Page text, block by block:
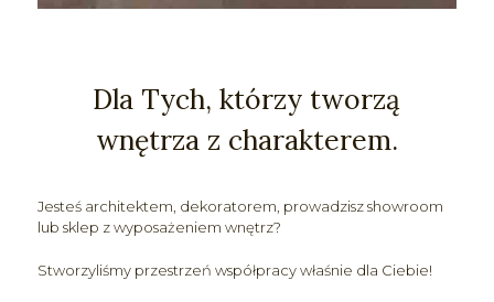
Dla Tych, którzy tworzą
wnętrza z charakterem.
Jesteś architektem, dekoratorem, prowadzisz showroom
lub sklep z wyposażeniem wnętrz?
Stworzyliśmy przestrzeń współpracy właśnie dla Ciebie!